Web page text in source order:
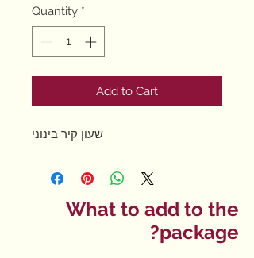
Quantity *
Add to Cart
שעון קיר בינוני
What to add to the
package?